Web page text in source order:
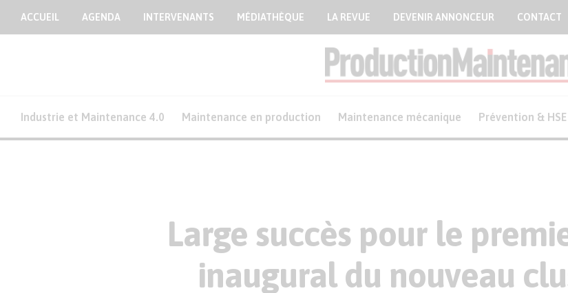
ACCUEIL AGENDA INTERVENANTS MÉDIATHÈQUE LA REVUE DEVENIR ANNONCEUR CONTACT
Industrie et Maintenance 4.0 Maintenance en production Maintenance mécanique Prévention & HSE
Large succès pour le
inaugural du nouveau